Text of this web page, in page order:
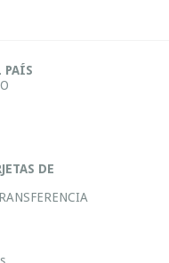
PAÍS
DE